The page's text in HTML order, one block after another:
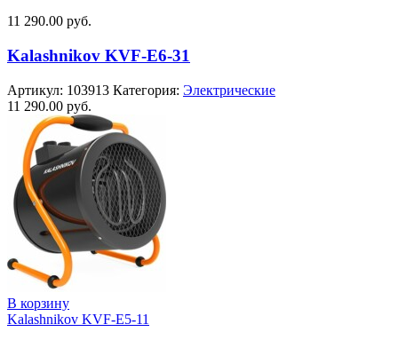
11 290.00 руб.
Kalashnikov KVF-E6-31
Артикул: 103913 Категория: Электрические
11 290.00 руб.
В корзину
Kalashnikov KVF-E5-11